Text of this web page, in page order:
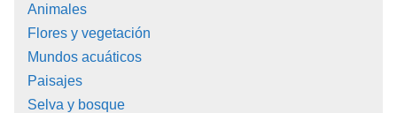
Animales
Flores y vegetación
Mundos acuáticos
Paisajes
Selva y bosque